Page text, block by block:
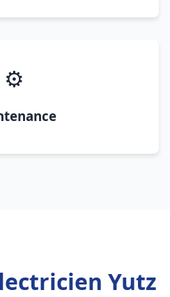
⚙️
Yutz